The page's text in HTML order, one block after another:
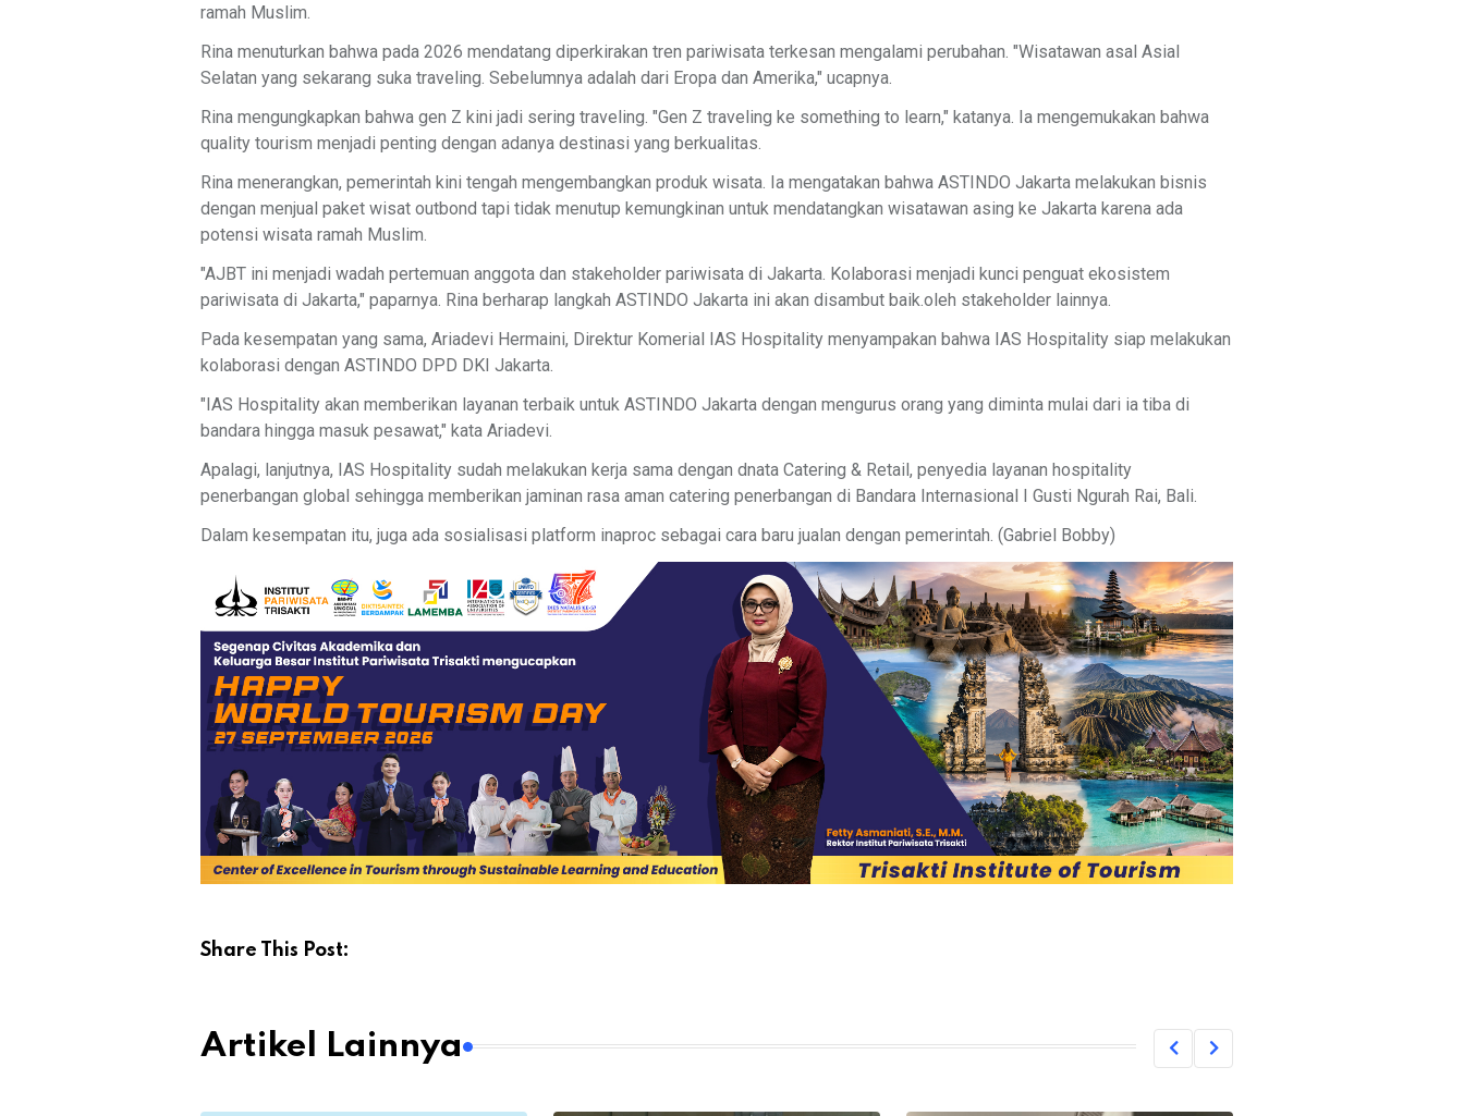
ramah Muslim.
Rina menuturkan bahwa pada 2026 mendatang diperkirakan tren pariwisata terkesan mengalami perubahan. "Wisatawan asal Asial
Selatan yang sekarang suka traveling. Sebelumnya adalah dari Eropa dan Amerika," ucapnya.
Rina mengungkapkan bahwa gen Z kini jadi sering traveling. "Gen Z traveling ke something to learn," katanya. Ia mengemukakan bahwa
quality tourism menjadi penting dengan adanya destinasi yang berkualitas.
Rina menerangkan, pemerintah kini tengah mengembangkan produk wisata. Ia mengatakan bahwa ASTINDO Jakarta melakukan bisnis
dengan menjual paket wisat outbond tapi tidak menutup kemungkinan untuk mendatangkan wisatawan asing ke Jakarta karena ada
potensi wisata ramah Muslim.
"AJBT ini menjadi wadah pertemuan anggota dan stakeholder pariwisata di Jakarta. Kolaborasi menjadi kunci penguat ekosistem
pariwisata di Jakarta," paparnya. Rina berharap langkah ASTINDO Jakarta ini akan disambut baik.oleh stakeholder lainnya.
Pada kesempatan yang sama, Ariadevi Hermaini, Direktur Komerial IAS Hospitality menyampakan bahwa IAS Hospitality siap melakukan
kolaborasi dengan ASTINDO DPD DKI Jakarta.
"IAS Hospitality akan memberikan layanan terbaik untuk ASTINDO Jakarta dengan mengurus orang yang diminta mulai dari ia tiba di
bandara hingga masuk pesawat," kata Ariadevi.
Apalagi, lanjutnya, IAS Hospitality sudah melakukan kerja sama dengan dnata Catering & Retail, penyedia layanan hospitality
penerbangan global sehingga memberikan jaminan rasa aman catering penerbangan di Bandara Internasional I Gusti Ngurah Rai, Bali.
Dalam kesempatan itu, juga ada sosialisasi platform inaproc sebagai cara baru jualan dengan pemerintah. (Gabriel Bobby)
Share This Post:
Artikel Lainnya